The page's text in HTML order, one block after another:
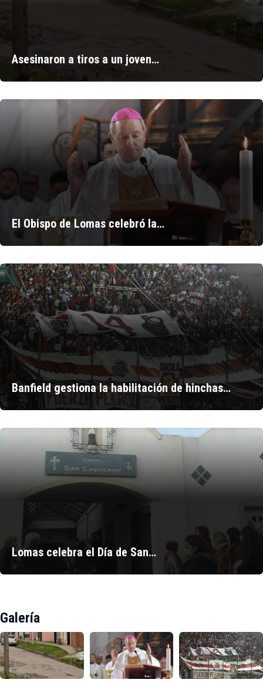
Asesinaron a tiros a un joven…
El Obispo de Lomas celebró la…
Banfield gestiona la habilitación de hinchas…
Lomas celebra el Día de San…
Galería